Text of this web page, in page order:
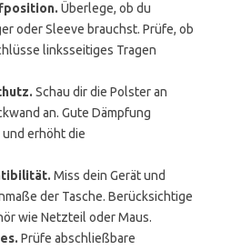
Überlege, ob du
oder Sleeve brauchst. Prüfe, ob
linksseitiges Tragen
Schau dir die Polster an
an. Gute Dämpfung
erhöht die
Miss dein Gerät und
der Tasche. Berücksichtige
wie Netzteil oder Maus.
Prüfe abschließbare